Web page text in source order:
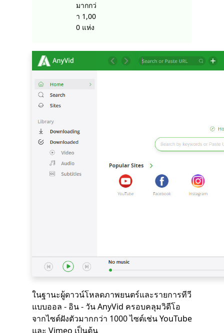
มากกว่
า 1,00
0 แห่ง
ในฐานะผู้ดาวน์โหลดภาพยนตร์และรายการทีวี
แบบออล - อิน - วัน AnyVid ครอบคลุมวิดีโอ
จากไซต์ฝังตัวมากกว่า 1000 ไซต์เช่น YouTube
และ Vimeo เป็นต้น